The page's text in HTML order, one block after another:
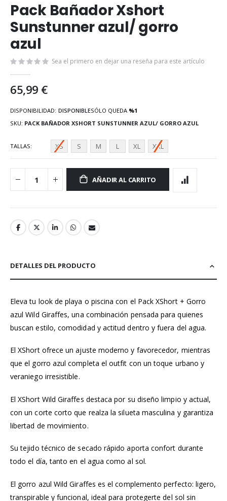
al
comienzo
de
la
galería
de
Pack Bañador Xshort
Sunstunner azul/ gorro
azul
Sea el primero en dejar una reseña para este artículo
65,99 €
DISPONIBILIDAD: DISPONIBLESÓLO QUEDA %1
SKU PACK BAÑADOR XSHORT SUNSTUNNER AZUL/ GORRO AZUL
TALLAS XS S M L XL XXL
AÑADIR AL CARRITO
DETALLES DEL PRODUCTO
Eleva tu look de playa o piscina con el Pack XShort + Gorro
azul Wild Giraffes, una combinación pensada para quienes
buscan estilo, comodidad y actitud dentro y fuera del agua.
El XShort ofrece un ajuste moderno y favorecedor, mientras
que el gorro azul completa el outfit con un toque urbano y
veraniego irresistible.
El XShort Wild Giraffes destaca por su diseño limpio y actual,
con un corte corto que realza la silueta masculina y garantiza
libertad de movimiento.
Su tejido técnico de secado rápido aporta confort durante
todo el día, tanto en el agua como al sol.
El gorro azul Wild Giraffes es el complemento perfecto: ligero,
transpirable y funcional, ideal para protegerte del sol sin